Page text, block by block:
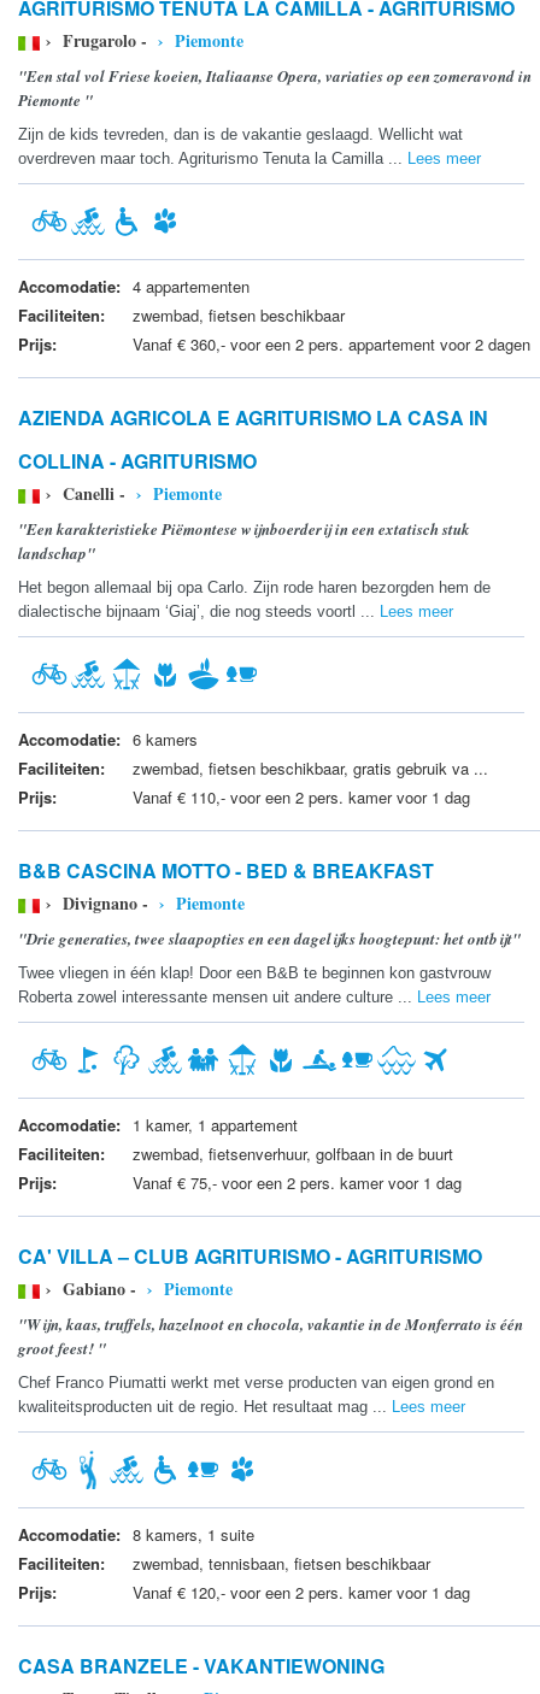
AGRITURISMO TENUTA LA CAMILLA - AGRITURISMO
› Frugarolo - › Piemonte
"Een stal vol Friese koeien, Italiaanse Opera, variaties op een zomeravond in
Piemonte "
Zijn de kids tevreden, dan is de vakantie geslaagd. Wellicht wat
overdreven maar toch. Agriturismo Tenuta la Camilla ... Lees meer
Accomodatie: 4 appartementen
Faciliteiten:
zwembad, fietsen beschikbaar
Prijs:
Vanaf € 360,- voor een 2 pers. appartement voor 2 dagen
AZIENDA AGRICOLA E AGRITURISMO LA CASA IN
COLLINA - AGRITURISMO
› Canelli - › Piemonte
"Een karakteristieke Piëmontese wijnboerderij in een extatisch stuk
landschap"
Het begon allemaal bij opa Carlo. Zijn rode haren bezorgden hem de
dialectische bijnaam ‘Giaj’, die nog steeds voortl ... Lees meer
Accomodatie: 6 kamers
Faciliteiten:
zwembad, fietsen beschikbaar, gratis gebruik va ...
Prijs:
Vanaf € 110,- voor een 2 pers. kamer voor 1 dag
B&B CASCINA MOTTO - BED & BREAKFAST
› Divignano - › Piemonte
"Drie generaties, twee slaapopties en een dagelijks hoogtepunt: het ontbijt"
Twee vliegen in één klap! Door een B&B te beginnen kon gastvrouw
Roberta zowel interessante mensen uit andere culture ... Lees meer
Accomodatie: 1 kamer, 1 appartement
Faciliteiten:
zwembad, fietsenverhuur, golfbaan in de buurt
Prijs:
Vanaf € 75,- voor een 2 pers. kamer voor 1 dag
CA' VILLA – CLUB AGRITURISMO - AGRITURISMO
› Gabiano - › Piemonte
"Wijn, kaas, truffels, hazelnoot en chocola, vakantie in de Monferrato is één
groot feest! "
Chef Franco Piumatti werkt met verse producten van eigen grond en
kwaliteitsproducten uit de regio. Het resultaat mag ... Lees meer
Accomodatie: 8 kamers, 1 suite
Faciliteiten:
zwembad, tennisbaan, fietsen beschikbaar
Prijs:
Vanaf € 120,- voor een 2 pers. kamer voor 1 dag
CASA BRANZELE - VAKANTIEWONING